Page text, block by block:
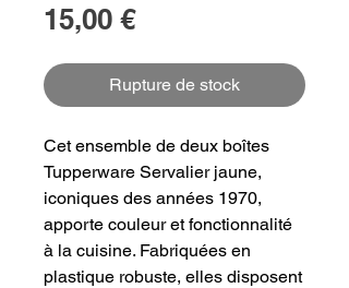
15,00 €Prix
Rupture de stock
Cet ensemble de deux boîtes
Tupperware Servalier jaune,
iconiques des années 1970,
apporte couleur et fonctionnalité
à la cuisine. Fabriquées en
plastique robuste, elles disposent